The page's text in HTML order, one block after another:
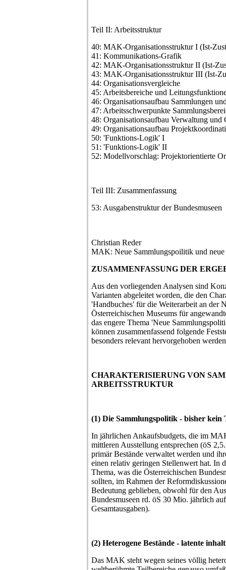
Teil II: Arbeitsstruktur
40: MAK-Organisationsstruktur I (Ist-
41: Kommunikations-Grafik
42: MAK-Organisationsstruktur II (Ist-
43: MAK-Organisationsstruktur III (Ist-
44: Organisationsvergleiche
45: Arbeitsbereiche und
46: Organisationsaufbau Sammlungen
47: Arbeitsschwerpunkte
48: Organisationsaufbau Verwaltung und
49: Organisationsaufbau
50: 'Funktions-Logik' I
51: 'Funktions-Logik' II
52: Modellvorschlag: Projektorientierte
Teil III: Zusammenfassung
53: Ausgabenstruktur der Bundesmuseen
Christian Reder
MAK: Neue Sammlungspoilitik und neue
ZUSAMMENFASSUNG DER
Aus den vorliegenden Analysen sind
Varianten abgeleitet worden, die den
'Handbuches' für die Weiterarbeit an der
Österreichischen Museums für
das engere Thema 'Neue
können zusammenfassend folgende
besonders relevant hervorgehoben
CHARAKTERISIERUNG VON
ARBEITSSTRUKTUR
(1) Die Sammlungspolitik - bisher kein
In jährlichen Ankaufsbudgets, die im
mittleren Ausstellung entsprechen (öS
primär Bestände verwaltet werden und
einen relativ geringen Stellenwert hat. In
Thema, was die Österreichischen
sollten, im Rahmen der
Bedeutung geblieben, obwohl für den
Bundesmuseen rd. öS 30 Mio. jährlich
Gesamtausgaben).
(2) Heterogene Bestände - latente
Das MAK steht wegen seines völlig